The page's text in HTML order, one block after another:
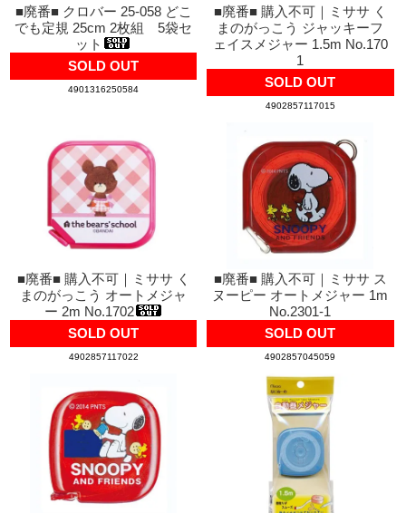
■廃番■ クロバー 25-058 どこ
でも定規 25cm 2枚組 5袋セ
ット
SOLD OUT
4901316250584
■廃番■ 購入不可｜ミササ く
まのがっこう ジャッキーフ
ェイスメジャー 1.5m No.170
1
SOLD OUT
4902857117015
■廃番■ 購入不可｜ミササ く
まのがっこう オートメジャ
ー 2m No.1702
SOLD OUT
4902857117022
■廃番■ 購入不可｜ミササ ス
ヌーピー オートメジャー 1m
No.2301-1
SOLD OUT
4902857045059